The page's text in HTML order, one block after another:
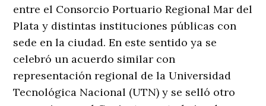
entre el Consorcio Portuario Regional Mar del
Plata y distintas instituciones públicas con
sede en la ciudad. En este sentido ya se
celebró un acuerdo similar con
representación regional de la Universidad
Tecnológica Nacional (UTN) y se selló otro